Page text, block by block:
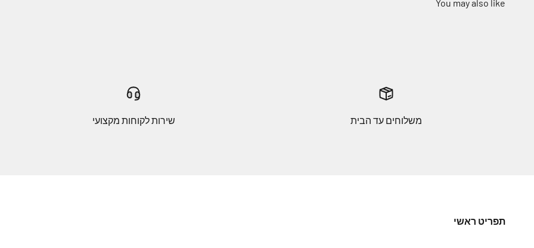
משלוחים עד הבית שירות לקוחות מקצועי
תפריט ראשי